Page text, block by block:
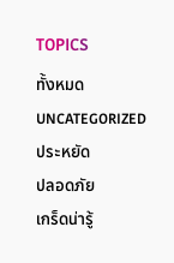
TOPICS
ทั้งหมด
UNCATEGORIZED
ประหยัด
ปลอดภัย
เกร็ดน่ารู้